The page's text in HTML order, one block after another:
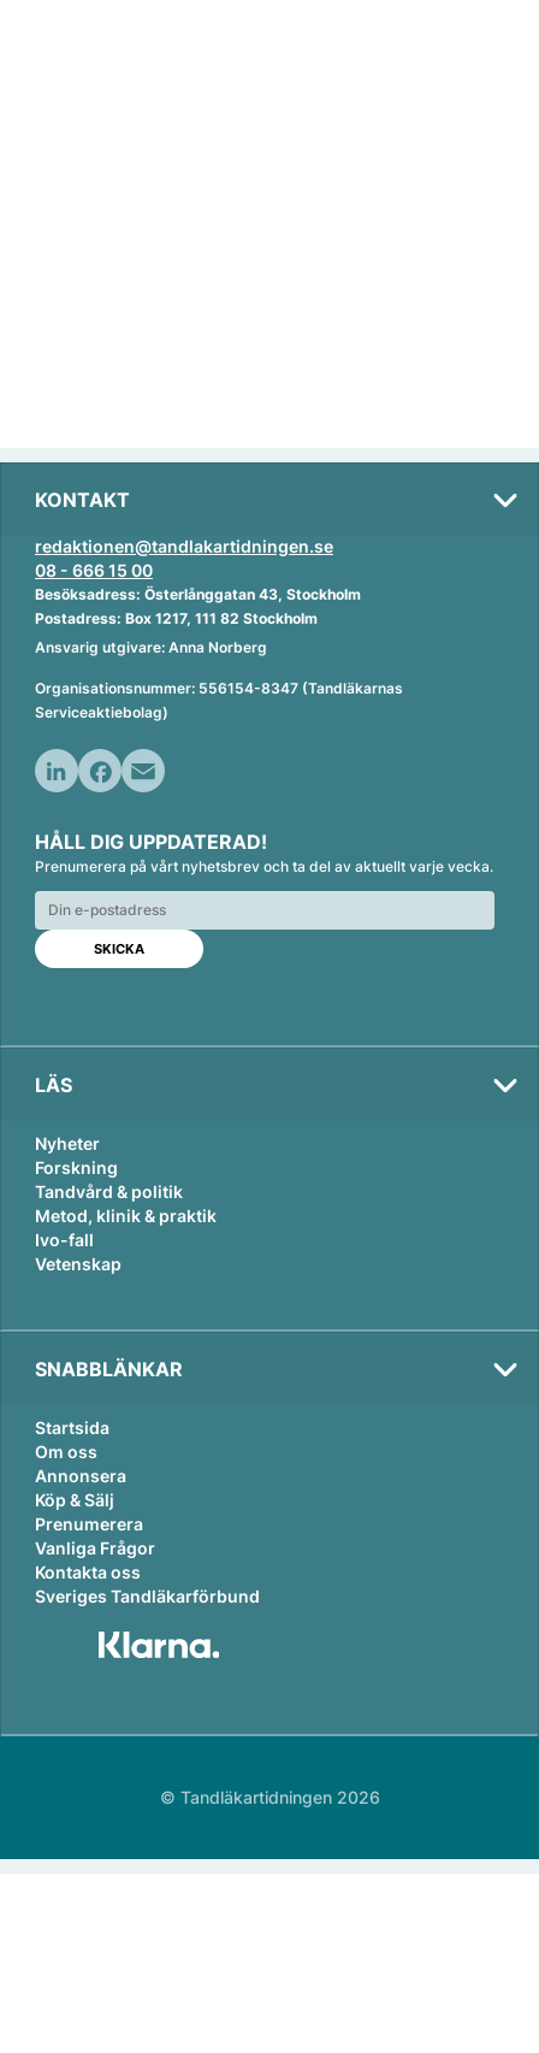
KONTAKT
redaktionen@tandlakartidningen.se
08 - 666 15 00
Besöksadress: Österlånggatan 43, Stockholm
Postadress: Box 1217, 111 82 Stockholm
Ansvarig utgivare: Anna Norberg
Organisationsnummer: 556154-8347 (Tandläkarnas
Serviceaktiebolag)
n
k
e
d
n
c
e
b
o
o
k
a
i
l
HÅLL DIG UPPDATERAD!
Prenumerera på vårt nyhetsbrev och ta del av aktuellt varje vecka.
LÄS
Nyheter
Forskning
Tandvård & politik
Metod, klinik & praktik
Ivo-fall
Vetenskap
SNABBLÄNKAR
Startsida
Om oss
Annonsera
Köp & Sälj
Prenumerera
Vanliga Frågor
Kontakta oss
Sveriges Tandläkarförbund
© Tandläkartidningen 2026